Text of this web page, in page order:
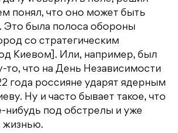
понял, что оно может быть
Это была полоса обороны
со стратегическим
Киевом]. Или, например, был
то, что на День Независимости
года россияне ударят ядерным
Ну и часто бывает такое, что
нибудь под обстрелы и уже
жизнью.